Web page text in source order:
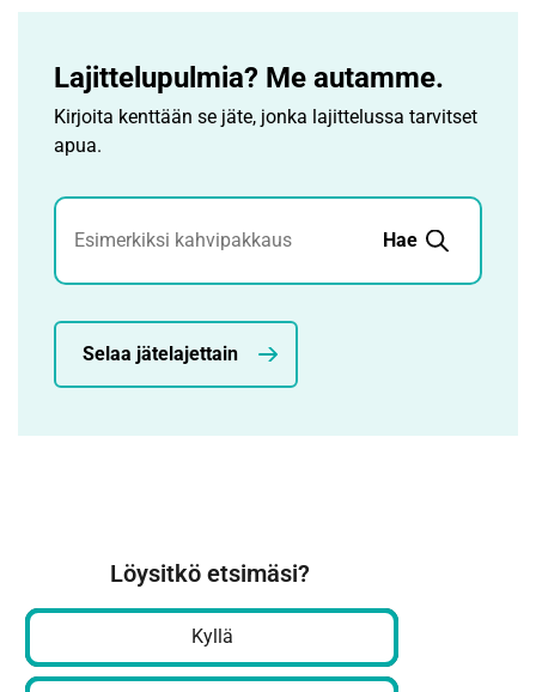
Lajittelupulmia? Me autamme.
Kirjoita kenttään se jäte, jonka lajittelussa tarvitset
apua.
Jätehaku
Hae
Selaa jätelajettain
Löysitkö etsimäsi?
Kyllä